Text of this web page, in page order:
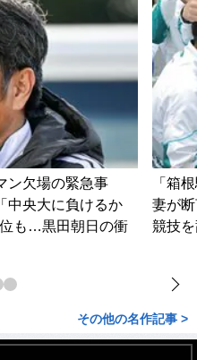
ン欠場の緊急事
中央大に負けるか
も…黒田朝日の衝
「箱
妻が
競技
その他の名作記事 >